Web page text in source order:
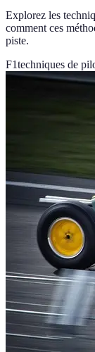
Explorez les
comment ces
piste.
F1techniques de